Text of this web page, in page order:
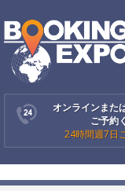
オンラインまた
ご予約
24時間週7日